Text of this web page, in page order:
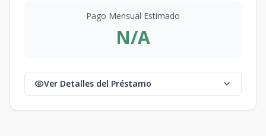
Pago Mensual Estimado
N/A
Ver Detalles del Préstamo